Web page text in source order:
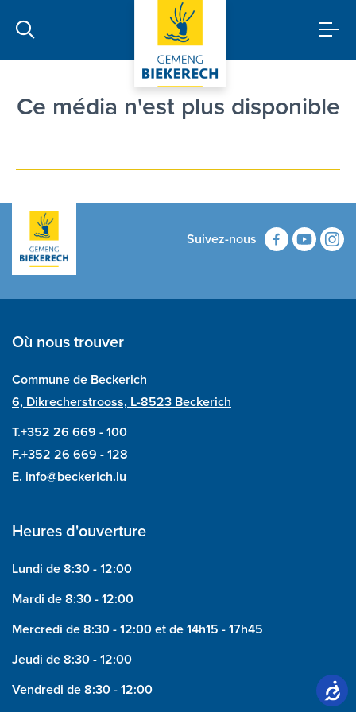
Ce média n'est plus disponible
Suivez-nous
Où nous trouver
Commune de Beckerich
6, Dikrecherstrooss, L-8523 Beckerich
T.+352 26 669 - 100
F.+352 26 669 - 128
E. info@beckerich.lu
Heures d'ouverture
Lundi de 8:30 - 12:00
Mardi de 8:30 - 12:00
Mercredi de 8:30 - 12:00 et de 14h15 - 17h45
Jeudi de 8:30 - 12:00
Vendredi de 8:30 - 12:00